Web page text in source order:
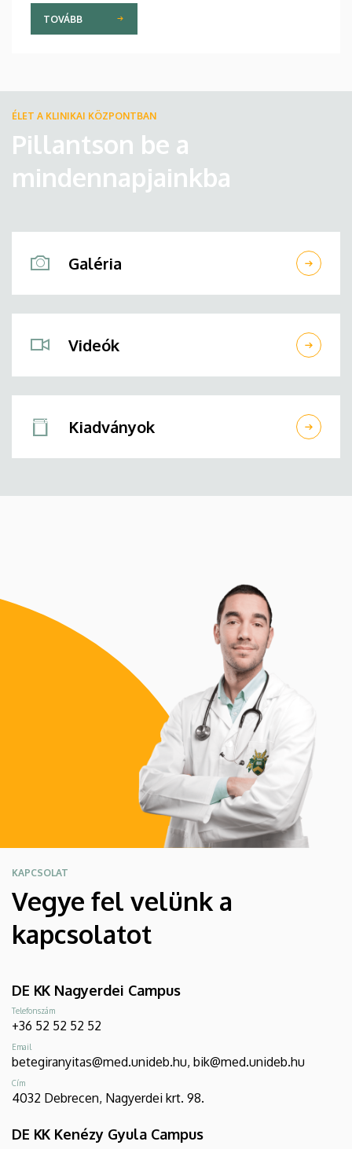
TOVÁBB
ÉLET A KLINIKAI KÖZPONTBAN
Pillantson be a
mindennapjainkba
Galéria
Videók
Kiadványok
KAPCSOLAT
Vegye fel velünk a
kapcsolatot
DE KK Nagyerdei Campus
Telefonszám
+36 52 52 52 52
Email
betegiranyitas@med.unideb.hu, bik@med.unideb.hu
Cím
4032 Debrecen, Nagyerdei krt. 98.
DE KK Kenézy Gyula Campus